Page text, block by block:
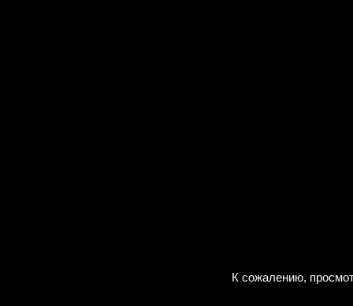
К сожалению,